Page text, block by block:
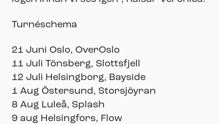
Turnéschema
21 Juni Oslo, OverOslo
11 Juli Tönsberg, Slottsfjell
12 Juli Helsingborg, Bayside
1 Aug Östersund, Storsjöyran
8 Aug Luleå, Splash
9 aug Helsingfors, Flow